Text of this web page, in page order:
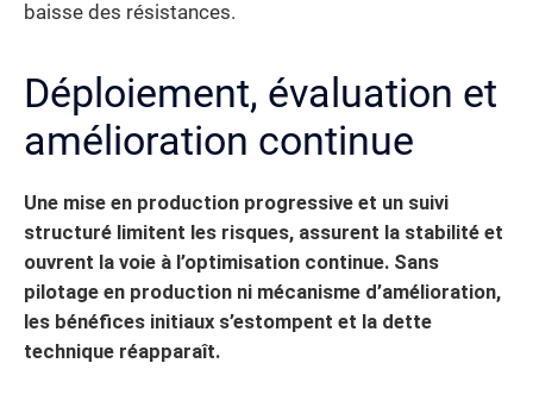
baisse des résistances.
Déploiement, évaluation et
amélioration continue
Une mise en production progressive et un suivi
structuré limitent les risques, assurent la stabilité et
ouvrent la voie à l’optimisation continue. Sans
pilotage en production ni mécanisme d’amélioration,
les bénéfices initiaux s’estompent et la dette
technique réapparaît.